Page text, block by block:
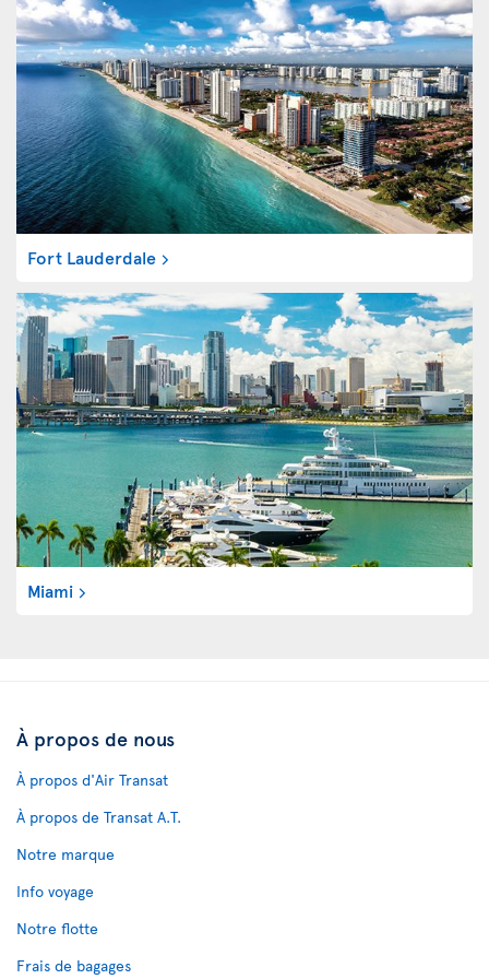
Fort Lauderdale
Miami
À propos de nous
À propos d'Air Transat
À propos de Transat A.T.
Notre marque
Info voyage
Notre flotte
Frais de bagages